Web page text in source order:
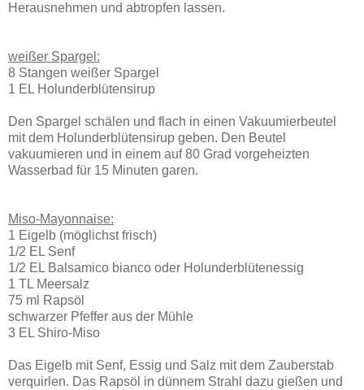
Herausnehmen und abtropfen lassen.
weißer Spargel:
8 Stangen weißer Spargel
1 EL Holunderblütensirup
Den Spargel schälen und flach in einen Vakuumierbeutel
mit dem Holunderblütensirup geben. Den Beutel
vakuumieren und in einem auf 80 Grad vorgeheizten
Wasserbad für 15 Minuten garen.
Miso-Mayonnaise:
1 Eigelb (möglichst frisch)
1/2 EL Senf
1/2 EL Balsamico bianco oder Holunderblütenessig
1 TL Meersalz
75 ml Rapsöl
schwarzer Pfeffer aus der Mühle
3 EL Shiro-Miso
Das Eigelb mit Senf, Essig und Salz mit dem Zauberstab
verquirlen. Das Rapsöl in dünnem Strahl dazu gießen und